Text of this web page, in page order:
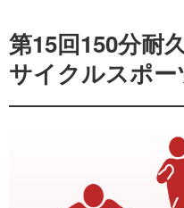
第15回150分耐
サイクルスポ